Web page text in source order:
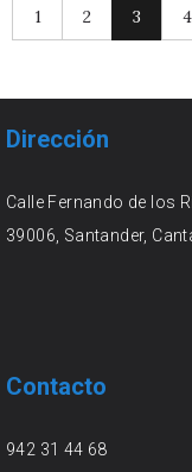
1 2 3 4
Dirección
Calle Fernando de los
39006, Santander,
Contacto
942 31 44 68